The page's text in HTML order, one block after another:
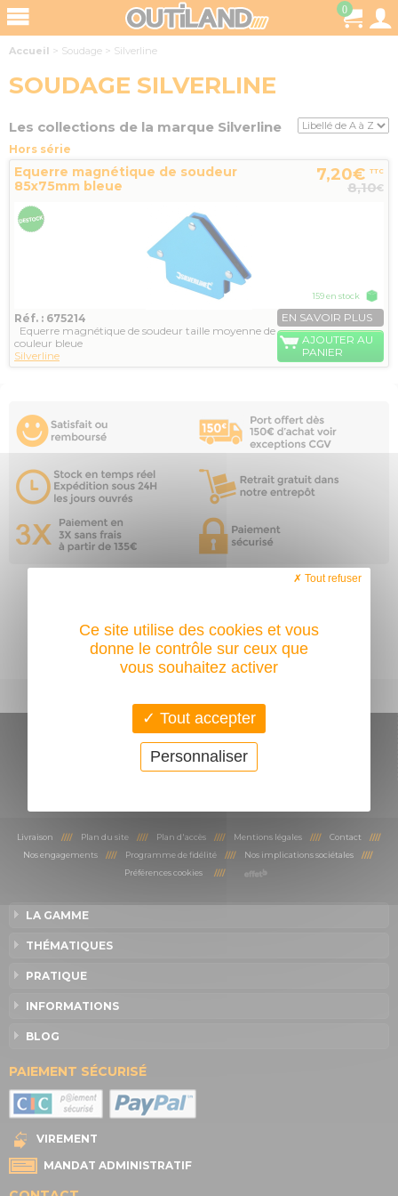
0
Accueil > Soudage > Silverline
SOUDAGE SILVERLINE
Les collections de la marque Silverline
Hors série
Equerre magnétique de soudeur
85x75mm bleue
7,20€ TTC
8,10€
Réf. : 675214
Equerre magnétique de soudeur taille moyenne de
couleur bleue
Silverline
159 en stock
EN SAVOIR PLUS
AJOUTER AU
PANIER
CONDITIONS GÉNÉRALES DE VENTE
PROGRAMME DE PARRAINAGE
Livraison //// Plan du site //// Plan d'accès //// Mentions légales //// Contact ////
Nos engagements//// Programme de fidélité//// Nos implications sociétales////
Préférences cookies
////
LA GAMME
THÉMATIQUES
PRATIQUE
INFORMATIONS
BLOG
PAIEMENT SÉCURISÉ
VIREMENT
MANDAT ADMINISTRATIF
Ce site utilise des cookies et vous
donne le contrôle sur ceux que
vous souhaitez activer
Tout accepter
Tout refuser
Personnaliser